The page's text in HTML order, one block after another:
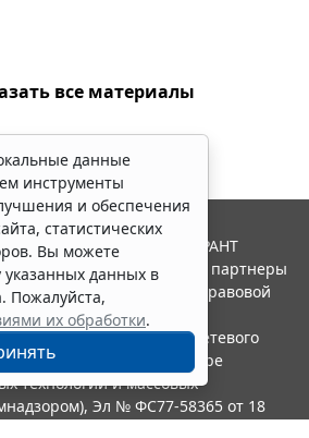
все материалы
данные
инструменты
и обеспечения
статистических
Вы можете
указанных данных в
Пожалуйста,
их обработки.
2026. Система ГАРАНТ
Компания "Гарант" и ее партнеры
Российской ассоциации правовой
в качестве сетевого
службой по надзору в сфере
технологий и массовых
Эл № ФС77-58365 от 18